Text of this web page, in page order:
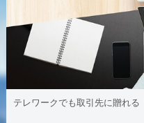
テレワークでも取引先に贈れ